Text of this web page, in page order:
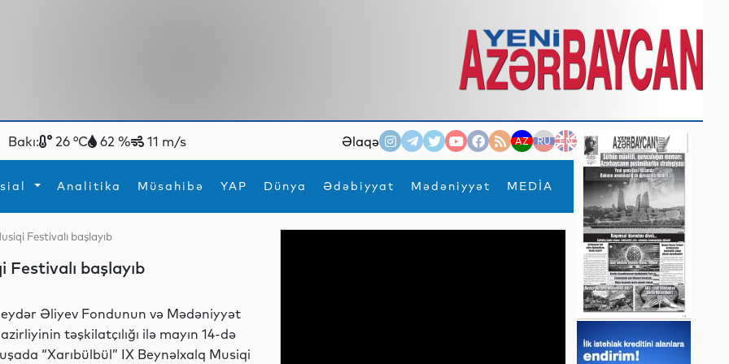
Bakı: 26 °C 62 % 11 m/s Əlaqə AZ RU EN
Analitika Müsahibə YAP Dünya Ədəbiyyat Mədəniyyət MEDİA
×
İdmanYeni texnologiyalar
Festivalı başlayıb
Festivalı başlayıb
Əliyev Fondunun və Mədəniyyət
təşkilatçılığı ilə mayın 14-də
“Xarıbülbül” IX Beynəlxalq Musiqi